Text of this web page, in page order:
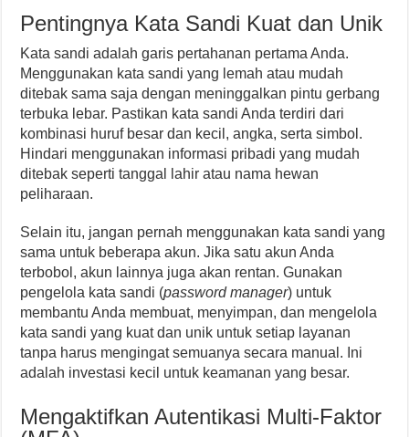
Pentingnya Kata Sandi Kuat dan Unik
Kata sandi adalah garis pertahanan pertama Anda.
Menggunakan kata sandi yang lemah atau mudah
ditebak sama saja dengan meninggalkan pintu gerbang
terbuka lebar. Pastikan kata sandi Anda terdiri dari
kombinasi huruf besar dan kecil, angka, serta simbol.
Hindari menggunakan informasi pribadi yang mudah
ditebak seperti tanggal lahir atau nama hewan
peliharaan.
Selain itu, jangan pernah menggunakan kata sandi yang
sama untuk beberapa akun. Jika satu akun Anda
terbobol, akun lainnya juga akan rentan. Gunakan
pengelola kata sandi (password manager) untuk
membantu Anda membuat, menyimpan, dan mengelola
kata sandi yang kuat dan unik untuk setiap layanan
tanpa harus mengingat semuanya secara manual. Ini
adalah investasi kecil untuk keamanan yang besar.
Mengaktifkan Autentikasi Multi-Faktor